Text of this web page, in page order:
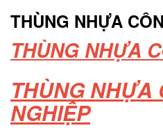
THÙNG NHỰA
THÙNG NHỰA
THÙNG NHỰA
NGHIỆP